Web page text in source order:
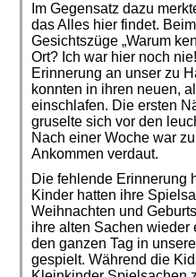
Im Gegensatz dazu
das Alles hier findet.
Gesichtszüge „Warum
Ort? Ich war hier noch
Erinnerung an unser zu
konnten in ihren neuen,
einschlafen. Die ersten
gruselte sich vor den
Nach einer Woche war
Ankommen verdaut.
Die fehlende Erinnerung
Kinder hatten ihre
Weihnachten und
ihre alten Sachen wieder
den ganzen Tag in
gespielt. Während die